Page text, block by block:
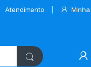
Atendimento